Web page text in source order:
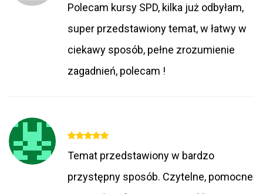
Polecam kursy SPD, kilka już odbyłam,
super przedstawiony temat, w łatwy w
ciekawy sposób, pełne zrozumienie
zagadnień, polecam !
Temat przedstawiony w bardzo
przystępny sposób. Czytelne, pomocne